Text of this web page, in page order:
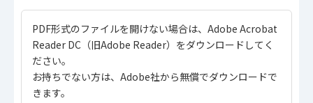
PDF形式のファイルを開けない場合は、Adobe Acrobat
Reader DC（旧Adobe Reader）をダウンロードしてく
ださい。
お持ちでない方は、Adobe社から無償でダウンロードで
きます。